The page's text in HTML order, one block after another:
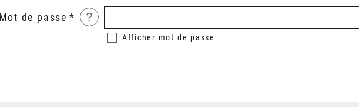
Mot de passe ?
Afficher mot de passe